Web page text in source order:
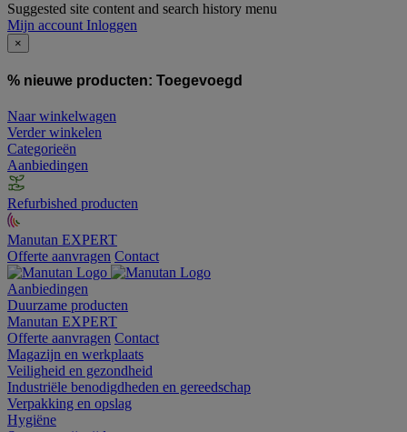
Suggested site content and search history menu
Mijn account Inloggen
×
% nieuwe producten: Toegevoegd
Naar winkelwagen
Verder winkelen
Categorieën
Aanbiedingen
Refurbished producten
Manutan EXPERT
Offerte aanvragen Contact
Aanbiedingen
Duurzame producten
Manutan EXPERT
Offerte aanvragen Contact
Magazijn en werkplaats
Veiligheid en gezondheid
Industriële benodigdheden en gereedschap
Verpakking en opslag
Hygiëne